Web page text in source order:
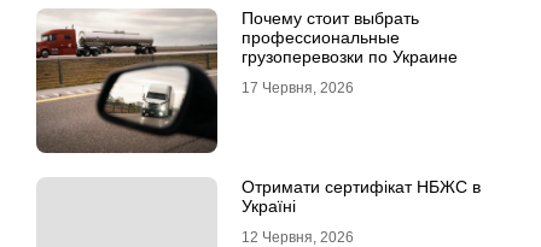
Почему стоит выбрать
профессиональные
грузоперевозки по Украине
17 Червня, 2026
Отримати сертифікат НБЖС в
Україні
12 Червня, 2026